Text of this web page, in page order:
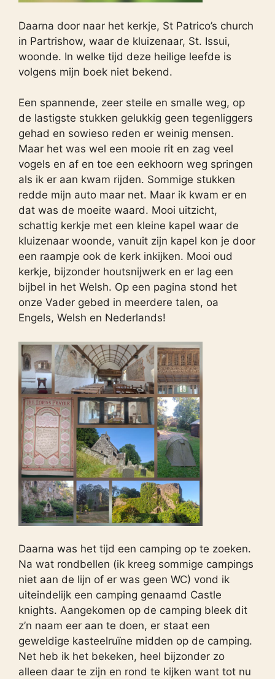
Daarna door naar het kerkje, St Patrico’s church
in Partrishow, waar de kluizenaar, St. Issui,
woonde. In welke tijd deze heilige leefde is
volgens mijn boek niet bekend.
Een spannende, zeer steile en smalle weg, op
de lastigste stukken gelukkig geen tegenliggers
gehad en sowieso reden er weinig mensen.
Maar het was wel een mooie rit en zag veel
vogels en af en toe een eekhoorn weg springen
als ik er aan kwam rijden. Sommige stukken
redde mijn auto maar net. Maar ik kwam er en
dat was de moeite waard. Mooi uitzicht,
schattig kerkje met een kleine kapel waar de
kluizenaar woonde, vanuit zijn kapel kon je door
een raampje ook de kerk inkijken. Mooi oud
kerkje, bijzonder houtsnijwerk en er lag een
bijbel in het Welsh. Op een pagina stond het
onze Vader gebed in meerdere talen, oa
Engels, Welsh en Nederlands!
Daarna was het tijd een camping op te zoeken.
Na wat rondbellen (ik kreeg sommige campings
niet aan de lijn of er was geen WC) vond ik
uiteindelijk een camping genaamd Castle
knights. Aangekomen op de camping bleek dit
z’n naam eer aan te doen, er staat een
geweldige kasteelruïne midden op de camping.
Net heb ik het bekeken, heel bijzonder zo
alleen daar te zijn en rond te kijken want tot nu